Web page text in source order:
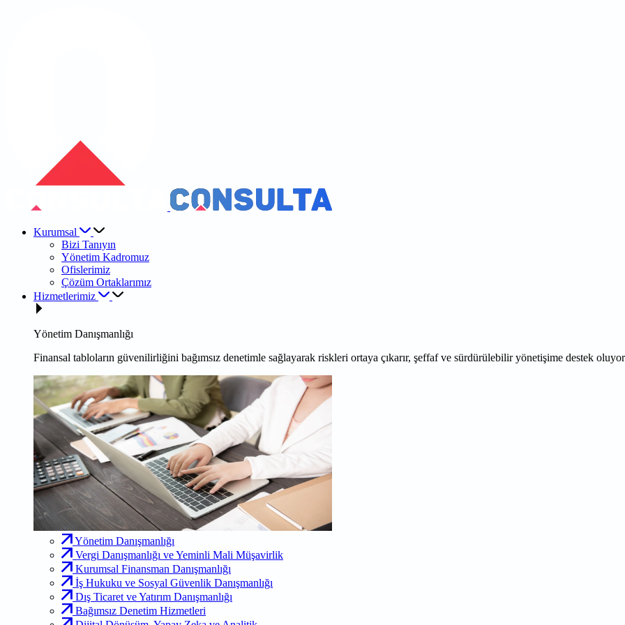
Kurumsal
Bizi Tanıyın
Yönetim Kadromuz
Ofislerimiz
Çözüm Ortaklarımız
Hizmetlerimiz
Yönetim Danışmanlığı
Finansal tabloların güvenilirliğini bağımsız denetimle sağlayarak riskleri ortaya çıkarır, şeffaf ve sürdürülebilir yönetişime destek
Yönetim Danışmanlığı
Vergi Danışmanlığı ve Yeminli Mali Müşavirlik
Kurumsal Finansman Danışmanlığı
İş Hukuku ve Sosyal Güvenlik Danışmanlığı
Dış Ticaret ve Yatırım Danışmanlığı
Bağımsız Denetim Hizmetleri